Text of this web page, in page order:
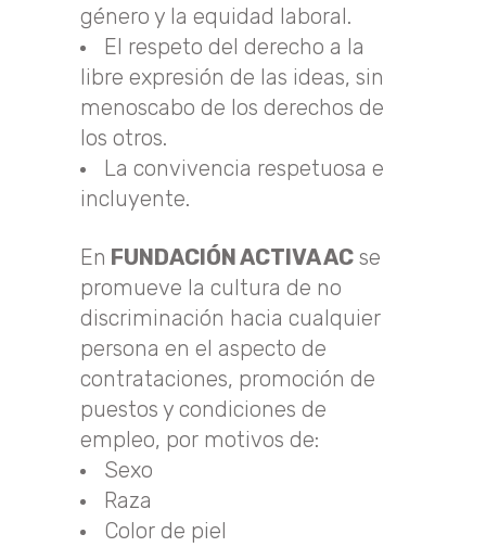
género y la equidad laboral.
El respeto del derecho a la
libre expresión de las ideas, sin
menoscabo de los derechos de
los otros.
La convivencia respetuosa e
incluyente.
En FUNDACIÓN ACTIVA AC se
promueve la cultura de no
discriminación hacia cualquier
persona en el aspecto de
contrataciones, promoción de
puestos y condiciones de
empleo, por motivos de:
Sexo
Raza
Color de piel